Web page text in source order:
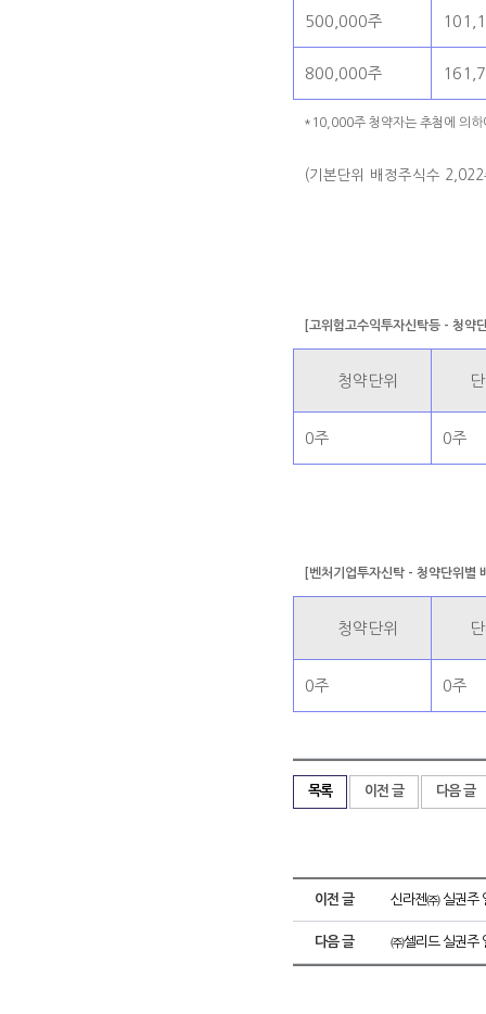
500,000주
800,000주
*10,000주 청약자는 추첨에 의하
(기본단위 배정주식수
[고위험고수익투자신탁등 - 청약
청약단위
0주 0주
[벤처기업투자신탁 - 청약단위별
청약단위
0주 0주
목록 이전 글 다음 글
이전 글 신라젠㈜ 실권주
다음 글 ㈜셀리드 실권주